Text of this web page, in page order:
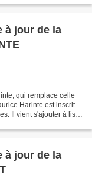
à jour de la
qui remplace celle
Harinte est inscrit
Il vient s'ajouter à liste
à jour de la